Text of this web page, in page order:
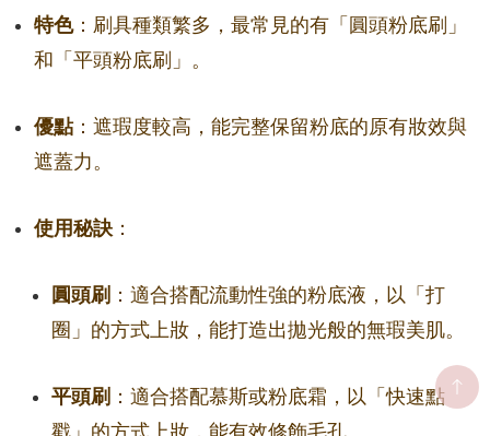
特色：刷具種類繁多，最常見的有「圓頭粉底刷」
和「平頭粉底刷」。
優點：遮瑕度較高，能完整保留粉底的原有妝效與
遮蓋力。
使用秘訣 ：
圓頭刷 ：適合搭配流動性強的粉底液，以「打
圈」的方式上妝，能打造出拋光般的無瑕美肌。
平頭刷 ：適合搭配慕斯或粉底霜，以「快速點